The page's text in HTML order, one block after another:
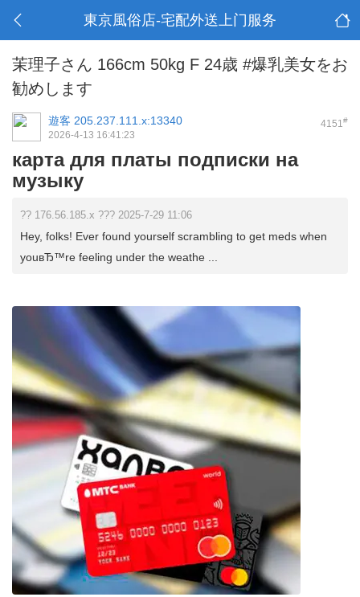
東京風俗店-宅配外送上门服务
茉理子さん 166cm 50kg F 24歳 #爆乳美女をお
勧めします
4151#
遊客 205.237.111.x:13340
2026-4-13 16:41:23
карта для платы подписки на
музыку
?? 176.56.185.x ??? 2025-7-29 11:06
Hey, folks! Ever found yourself scrambling to get meds when
youвЂ™re feeling under the weathe ...